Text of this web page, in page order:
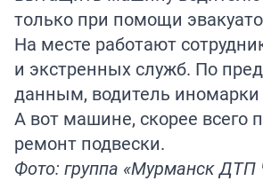
только при помощи
На месте работают
и экстренных служб. По
данным, водитель иномарки
А вот машине, скорее всего
ремонт подвески.
Фото: группа «Мурманск ДТП